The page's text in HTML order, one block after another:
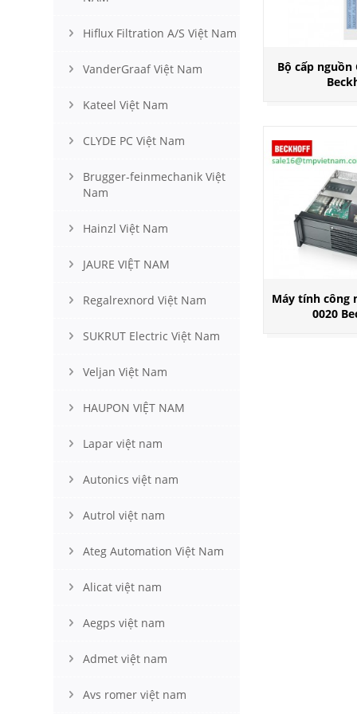
Hiflux Filtration A/S Việt Nam
VanderGraaf Việt Nam
Kateel Việt Nam
CLYDE PC Việt Nam
Brugger-feinmechanik Việt
Nam
Hainzl Việt Nam
JAURE VIỆT NAM
Regalrexnord Việt Nam
SUKRUT Electric Việt Nam
Veljan Việt Nam
HAUPON VIỆT NAM
Lapar việt nam
Autonics việt nam
Autrol việt nam
Ateg Automation Việt Nam
Alicat việt nam
Aegps việt nam
Admet việt nam
Avs romer việt nam
Bộ cấp nguồn
Máy tính công
0020